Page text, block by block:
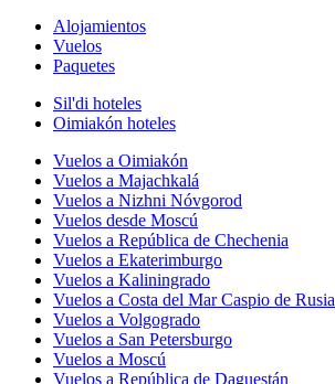
Alojamientos
Vuelos
Paquetes
Sil'di hoteles
Oimiakón hoteles
Vuelos a Oimiakón
Vuelos a Majachkalá
Vuelos a Nizhni Nóvgorod
Vuelos desde Moscú
Vuelos a República de Chechenia
Vuelos a Ekaterimburgo
Vuelos a Kaliningrado
Vuelos a Costa del Mar Caspio de Rusia
Vuelos a Volgogrado
Vuelos a San Petersburgo
Vuelos a Moscú
Vuelos a República de Daguestán